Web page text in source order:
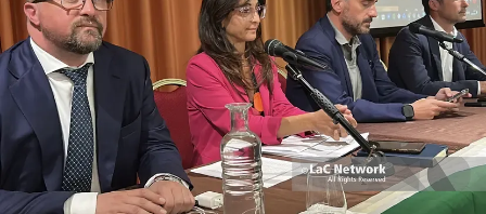
CULTURA
AMBIENTE
Streaming
LAC TV
LAC NETWORK